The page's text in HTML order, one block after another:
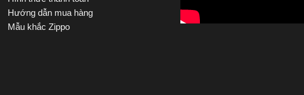
Hướng dẫn mua hàng
Mẫu khắc Zippo